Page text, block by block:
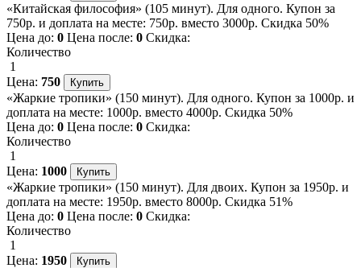
«Китайская философия» (105 минут). Для одного. Купон за
750р. и доплата на месте: 750р. вместо 3000р. Скидка 50%
Цена до: 0 Цена после: 0 Скидка:
Количество
1
Цена: 750
«Жаркие тропики» (150 минут). Для одного. Купон за 1000р. и
доплата на месте: 1000р. вместо 4000р. Скидка 50%
Цена до: 0 Цена после: 0 Скидка:
Количество
1
Цена: 1000
«Жаркие тропики» (150 минут). Для двоих. Купон за 1950р. и
доплата на месте: 1950р. вместо 8000р. Скидка 51%
Цена до: 0 Цена после: 0 Скидка:
Количество
1
Цена: 1950